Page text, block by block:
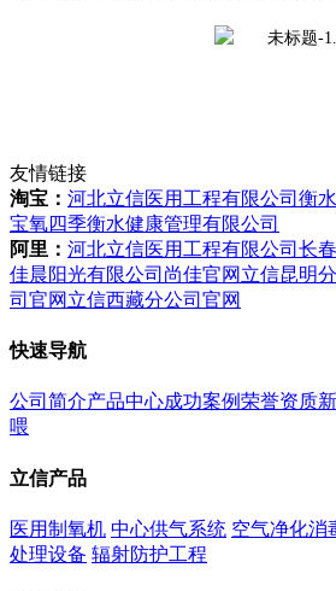
友情链接
淘宝： 河北立信医用工程有限公司 衡
宝氧四季衡水健康管理有限公司
阿里： 河北立信医用工程有限公司 长
佳晨阳光有限公司 尚佳官网 立信昆明
司官网 立信西藏分公司官网
快速导航
公司简介产品中心成功案例荣誉资质
喂
立信产品
医用制氧机 中心供气系统 空气净化消
处理设备 辐射防护工程